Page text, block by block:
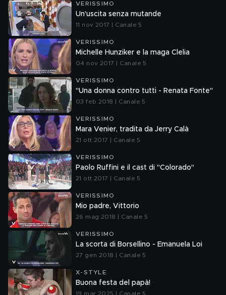
VERISSIMO
Un'uscita senza mutande
11 nov 2017 | Canale 5
VERISSIMO
Michelle Hunziker e la maga Clelia
04 nov 2017 | Canale 5
VERISSIMO
"Una donna contro tutti - Renata Fonte"
03 feb 2018 | Canale 5
VERISSIMO
Mara Venier, tradita da Jerry Calà
21 ott 2017 | Canale 5
VERISSIMO
Paolo Ruffini e il cast di "Colorado"
21 ott 2017 | Canale 5
VERISSIMO
Mio padre, Vittorio
26 mag 2018 | Canale 5
VERISSIMO
La scorta di Borsellino - Emanuela Loi
27 gen 2018 | Canale 5
X-STYLE
Buona festa del papà!
19 mar 2025 | Canale 5